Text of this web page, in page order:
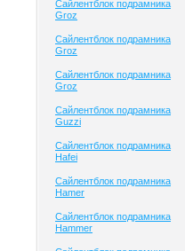
Сайлентблок подрамника
Groz
Сайлентблок подрамника
Groz
Сайлентблок подрамника
Groz
Сайлентблок подрамника
Guzzi
Сайлентблок подрамника
Hafei
Сайлентблок подрамника
Hamer
Сайлентблок подрамника
Hammer